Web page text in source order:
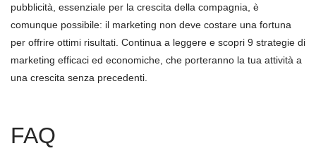
pubblicità, essenziale per la crescita della compagnia, è
comunque possibile: il marketing non deve costare una fortuna
per offrire ottimi risultati. Continua a leggere e scopri 9 strategie di
marketing efficaci ed economiche, che porteranno la tua attività a
una crescita senza precedenti.
FAQ